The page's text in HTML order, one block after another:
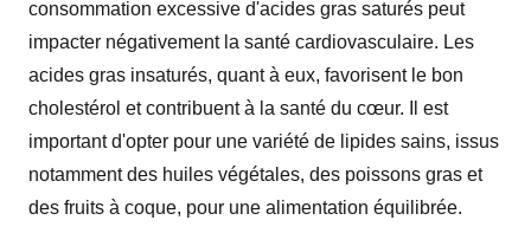
consommation excessive d'acides gras saturés peut
impacter négativement la santé cardiovasculaire. Les
acides gras insaturés, quant à eux, favorisent le bon
cholestérol et contribuent à la santé du cœur. Il est
important d'opter pour une variété de lipides sains, issus
notamment des huiles végétales, des poissons gras et
des fruits à coque, pour une alimentation équilibrée.